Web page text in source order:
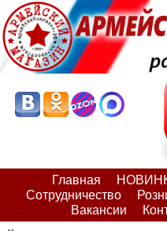
Главная
Сотрудничество
Вакансии